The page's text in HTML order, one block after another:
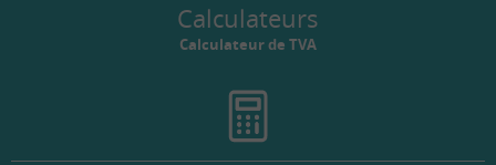
Calculateurs
Calculateur de TVA